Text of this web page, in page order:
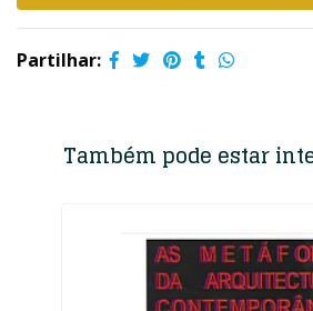
Partilhar:
Também pode estar